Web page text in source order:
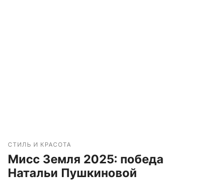
СТИЛЬ И КРАСОТА
Мисс Земля 2025: победа
Натальи Пушкиновой